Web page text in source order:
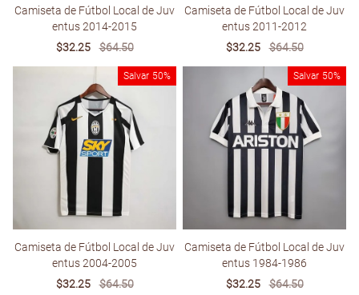
Camiseta de Fútbol Local de Juv
entus 2014-2015
Sale
$32.25
Regular
$64.50
Camiseta de Fútbol Local de Juv
entus 2011-2012
Sale
$32.25
Regular
$64.50
Salvar 50%
Camiseta de Fútbol Local de Juv
entus 2004-2005
Sale
$32.25
Regular
$64.50
Salvar 50%
Camiseta de Fútbol Local de Juv
entus 1984-1986
Sale
$32.25
Regular
$64.50